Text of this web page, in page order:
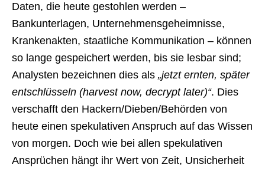
Daten, die heute gestohlen werden –
Bankunterlagen, Unternehmensgeheimnisse,
Krankenakten, staatliche Kommunikation – können
so lange gespeichert werden, bis sie lesbar sind;
Analysten bezeichnen dies als „jetzt ernten, später
entschlüsseln (harvest now, decrypt later)“. Dies
verschafft den Hackern/Dieben/Behörden von
heute einen spekulativen Anspruch auf das Wissen
von morgen. Doch wie bei allen spekulativen
Ansprüchen hängt ihr Wert von Zeit, Unsicherheit